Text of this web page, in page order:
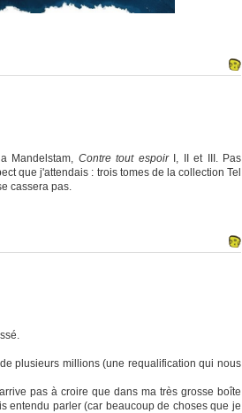
Mandelstam, Contre tout espoirI, II et III. Pas
que j'attendais : trois tomes de la collection Tel
cassera pas.
plusieurs millions (une requalification qui nous
pas à croire que dans ma très grosse boîte
entendu parler (car beaucoup de choses que je